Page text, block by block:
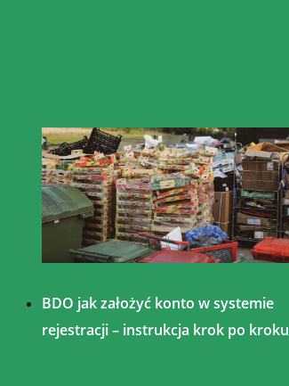
BDO jak założyć konto w systemie
rejestracji – instrukcja krok po kroku